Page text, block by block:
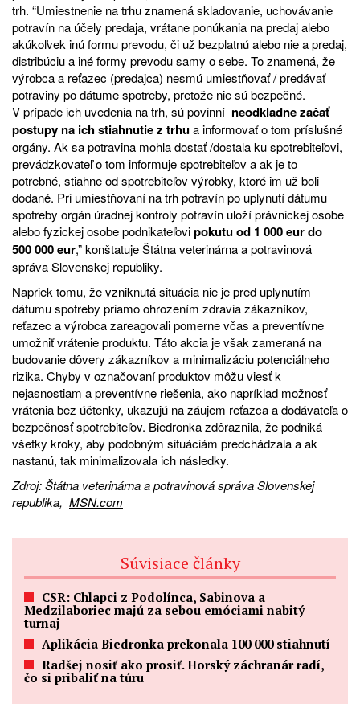
trh. “Umiestnenie na trhu znamená skladovanie, uchovávanie
potravín na účely predaja, vrátane ponúkania na predaj alebo
akúkoľvek inú formu prevodu, či už bezplatnú alebo nie a predaj,
distribúciu a iné formy prevodu samy o sebe. To znamená, že
výrobca a reťazec (predajca) nesmú umiestňovať / predávať
potraviny po dátume spotreby, pretože nie sú bezpečné.
V prípade ich uvedenia na trh, sú povinní neodkladne začať
postupy na ich stiahnutie z trhua informovať o tom príslušné
orgány. Ak sa potravina mohla dostať /dostala ku spotrebiteľovi,
prevádzkovateľ o tom informuje spotrebiteľov a ak je to
potrebné, stiahne od spotrebiteľov výrobky, ktoré im už boli
dodané. Pri umiestňovaní na trh potravín po uplynutí dátumu
spotreby orgán úradnej kontroly potravín uloží právnickej osobe
alebo fyzickej osobe podnikateľovipokutu od 1 000 eur do
500 000 eur,” konštatuje Štátna veterinárna a potravinová
správa Slovenskej republiky.
Napriek tomu, že vzniknutá situácia nie je pred uplynutím
dátumu spotreby priamo ohrozením zdravia zákazníkov,
reťazec a výrobca zareagovali pomerne včas a preventívne
umožniť vrátenie produktu. Táto akcia je však zameraná na
budovanie dôvery zákazníkov a minimalizáciu potenciálneho
rizika. Chyby v označovaní produktov môžu viesť k
nejasnostiam a preventívne riešenia, ako napríklad možnosť
vrátenia bez účtenky, ukazujú na záujem reťazca a dodávateľa o
bezpečnosť spotrebiteľov. Biedronka zdôraznila, že podniká
všetky kroky, aby podobným situáciám predchádzala a ak
nastanú, tak minimalizovala ich následky.
Zdroj: Štátna veterinárna a potravinová správa Slovenskej
republika, MSN.com
Súvisiace články
CSR: Chlapci z Podolínca, Sabinova a
Medzilaboriec majú za sebou emóciami nabitý
turnaj
Aplikácia Biedronka prekonala 100 000 stiahnutí
Radšej nosiť ako prosiť. Horský záchranár radí,
čo si pribaliť na túru